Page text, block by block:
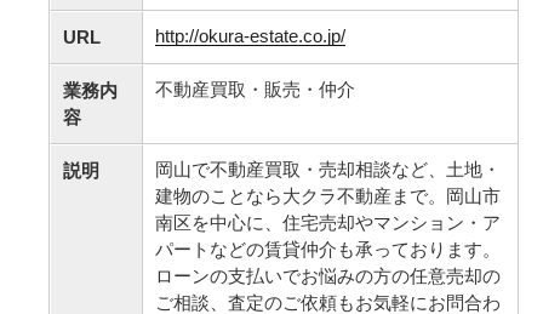
URL http://okura-estate.co.jp/
業務内
容
不動産買取・販売・仲介
説明
岡山で不動産買取・売却相談など、土地・
建物のことなら大クラ不動産まで。岡山市
南区を中心に、住宅売却やマンション・ア
パートなどの賃貸仲介も承っております。
ローンの支払いでお悩みの方の任意売却の
ご相談、査定のご依頼もお気軽にお問合わ